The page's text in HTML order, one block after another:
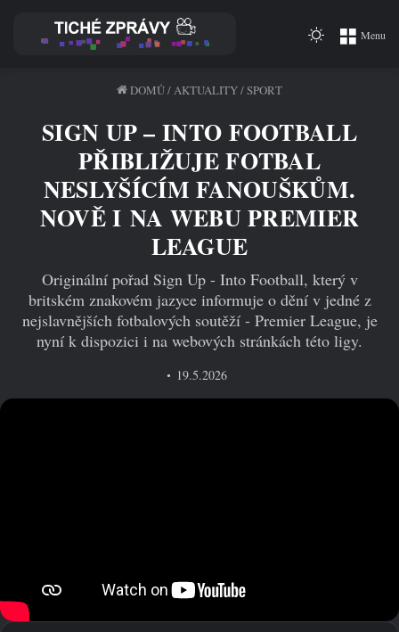
Menu
Switch
DOMŮ/ AKTUALITY/SPORT
SIGN UP – INTO FOOTBALL
PŘIBLIŽUJE FOTBAL
NESLYŠÍCÍM FANOUŠKŮM.
NOVĚ I NA WEBU PREMIER
LEAGUE
Originální pořad Sign Up - Into Football, který v
britském znakovém jazyce informuje o dění v jedné z
nejslavnějších fotbalových soutěží - Premier League, je
nyní k dispozici i na webových stránkách této ligy.
19.5.2026